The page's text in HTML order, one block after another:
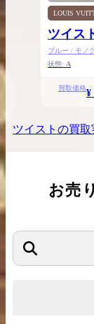
LOUIS
ツイス
ブルー / モノ
状態: A
買取価格¥
ツイスト の買取
お売